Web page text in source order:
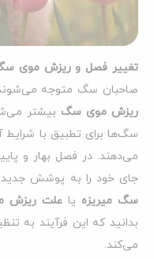
تغییر فصل و ریزش موی
صاحبان سگ متوجه
ریزش موی سگ بیشتر
سگ‌ها برای تطبیق با
می‌دهند. در فصل بهار و
جای خود را به پوشش جدید
سگ میریزه یاعلت ریزش
بدانید که این فرآیند به
می‌کند.